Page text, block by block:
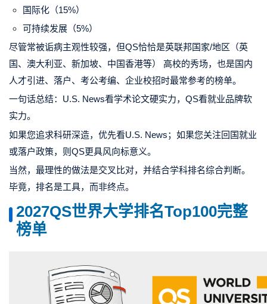
国际化（15%）
可持续发展（5%）
尽管常被诟病主观性较强，但QS恰恰是英联邦国家/地区（英
国、澳大利亚、新加坡、中国香港等） 高校的秀场，也是国内
人才引进、落户、考公考编、企业校招时最常参考的榜单。
一句话总结： U.S. News看学术论文硬实力，QS看就业品牌软
实力。
如果您追求科研深造，优先看U.S. News；如果您关注回国就业
或落户政策，则QS更具风向标意义。
当然，最理性的做法是交叉比对，并结合学科排名综合判断。
毕竟，排名是工具，而非终点。
2027QS世界大学排名Top100完整
榜单